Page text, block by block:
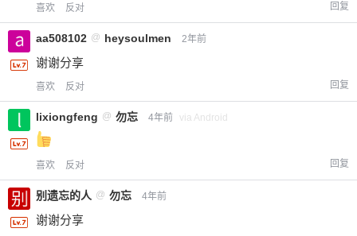
喜欢 反对 回复
aa508102 @ heysoulmen 2年前
谢谢分享
喜欢 反对 回复
lixiongfeng @ 勿忘 4年前 via Android
喜欢 反对 回复
别遗忘的人 @ 勿忘 4年前
谢谢分享